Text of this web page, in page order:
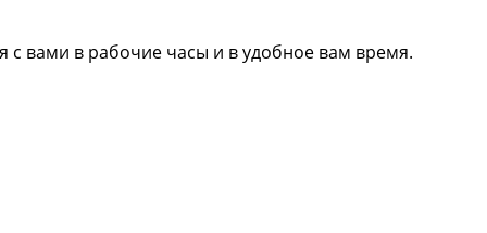
вами в рабочие часы и в удобное вам время.